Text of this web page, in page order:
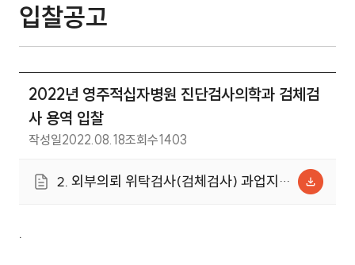
입찰공고
2022년 영주적십자병원 진단검사의학과 검체검
사 용역 입찰
작성일2022.08.18조회수1403
2. 외부의뢰 위탁검사(검체검사) 과업지
.